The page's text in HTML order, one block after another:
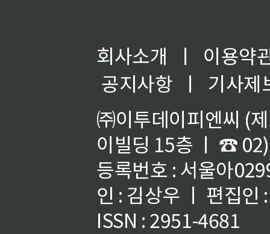
회사소개 ㅣ
이용약
공지사항
ㅣ
기사제
㈜이투데이피엔씨 (
이빌딩 15층 ㅣ ☎
등록번호 : 서울아
인 : 김상우 ㅣ 편집인
ISSN : 2951-4681